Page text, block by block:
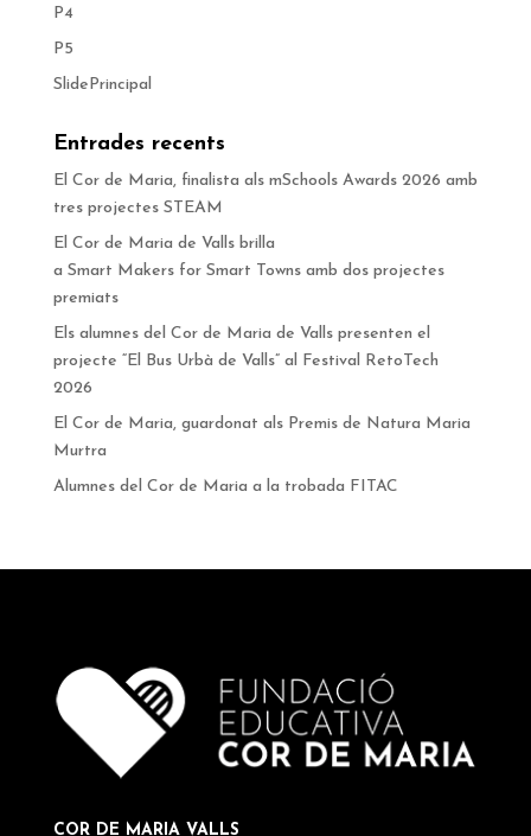
P4
P5
SlidePrincipal
Entrades recents
El Cor de Maria, finalista als mSchools Awards 2026 amb
tres projectes STEAM
El Cor de Maria de Valls brilla
a Smart Makers for Smart Towns amb dos projectes
premiats
Els alumnes del Cor de Maria de Valls presenten el
projecte “El Bus Urbà de Valls” al Festival RetoTech
2026
El Cor de Maria, guardonat als Premis de Natura Maria
Murtra
Alumnes del Cor de Maria a la trobada FITAC
COR DE MARIA VALLS